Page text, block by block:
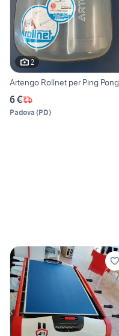
2
Artengo Rollnet per Ping Pong
6 €
Padova (PD)